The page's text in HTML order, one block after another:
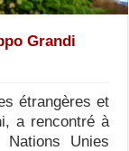
Grandi
étrangères et
a rencontré à
Unies